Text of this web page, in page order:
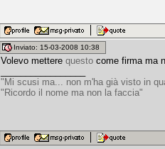
Inviato: 15-03-2008 10:38
Volevo mettere questo come firma ma
"Mi scusi ma... non m'ha già visto in
"Ricordo il nome ma non la faccia"